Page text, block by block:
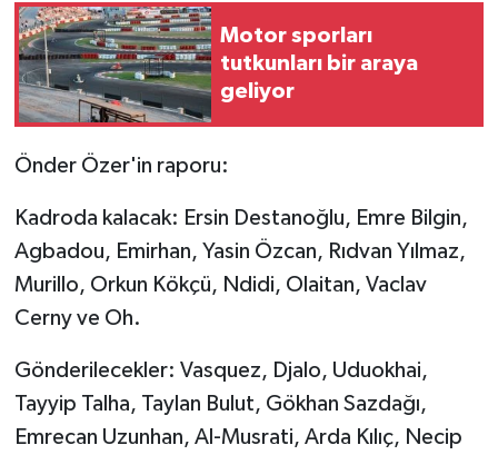
Motor sporları
tutkunları bir araya
geliyor
Önder Özer'in raporu:
Kadroda kalacak: Ersin Destanoğlu, Emre Bilgin,
Agbadou, Emirhan, Yasin Özcan, Rıdvan Yılmaz,
Murillo, Orkun Kökçü, Ndidi, Olaitan, Vaclav
Cerny ve Oh.
Gönderilecekler: Vasquez, Djalo, Uduokhai,
Tayyip Talha, Taylan Bulut, Gökhan Sazdağı,
Emrecan Uzunhan, Al-Musrati, Arda Kılıç, Necip
Yemek